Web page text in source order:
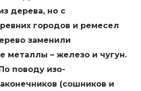
дерева, но с
городов и ремесел
заменили
металлы – железо и чугун.
поводу изо-
(сошников и